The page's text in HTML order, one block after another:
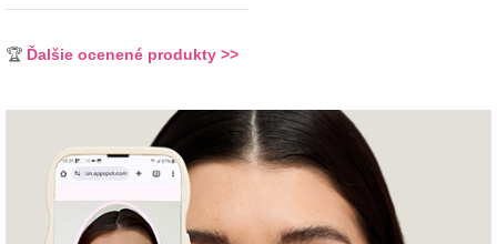
🏆 Ďalšie ocenené produkty >>